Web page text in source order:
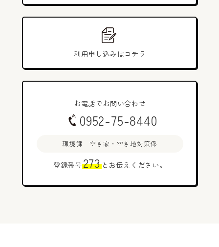
利用申し込みはコチラ
お電話でお問い合わせ
0952-75-8440
環境課 空き家・空き地対策係
登録番号273とお伝えください。